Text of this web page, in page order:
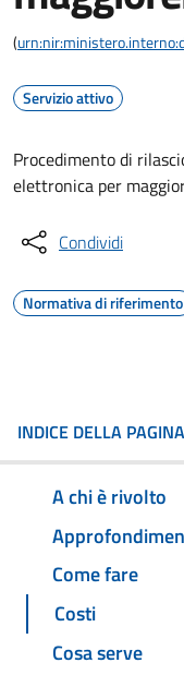
(
Servizio attivo
Procedimento di
elettronica per
Condividi
Normativa di riferimento
INDICE DELLA PAGINA
A chi è rivolto
Come fare
Costi
Cosa serve